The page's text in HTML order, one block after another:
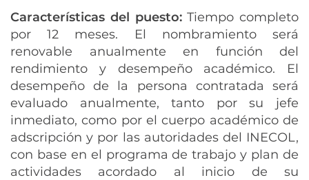
Características del puesto:Tiempo completo
por 12 meses. El nombramiento será
renovable anualmente en función del
rendimiento y desempeño académico. El
desempeño de la persona contratada será
evaluado anualmente, tanto por su jefe
inmediato, como por el cuerpo académico de
adscripción y por las autoridades del INECOL,
con base en el programa de trabajo y plan de
actividades acordado al inicio de su